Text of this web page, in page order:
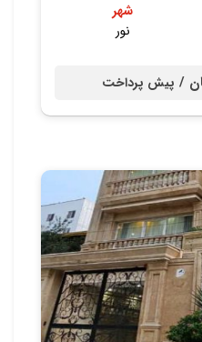
شهر
نور
پیش پرداخت